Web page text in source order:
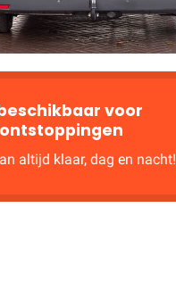
voor
altijd klaar, dag en nacht!